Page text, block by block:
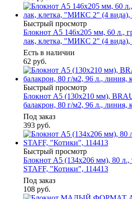
Быстрый просмотр
Блокнот А5 146х205 мм, 60 л.,
лак, клетка, "МИКС 2" (4 вида),
Есть в наличии
62 руб.
Быстрый просмотр
Блокнот А5 (130х210 мм),
балакрон, 80 г/м2, 96 л., линия,
Под заказ
393 руб.
Быстрый просмотр
Блокнот А5 (134х206 мм), 80 л.,
STAFF, "Котики", 114413
Под заказ
108 руб.